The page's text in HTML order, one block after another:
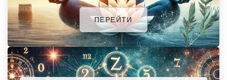
ПЕРЕЙТИ
02